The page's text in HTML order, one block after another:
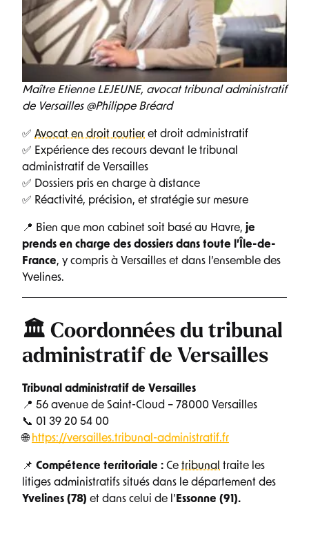
Maître Etienne LEJEUNE, avocat tribunal administratif
de Versailles @Philippe Bréard
✅ Avocat en droit routier et droit administratif
✅ Expérience des recours devant le tribunal
administratif de Versailles
✅ Dossiers pris en charge à distance
✅ Réactivité, précision, et stratégie sur mesure
📍 Bien que mon cabinet soit basé au Havre, je
prends en charge des dossiers dans toute l’Île-de-
France, y compris à Versailles et dans l’ensemble des
Yvelines.
🏛️ Coordonnées du tribunal
administratif de Versailles
Tribunal administratif de Versailles
📍 56 avenue de Saint-Cloud – 78000 Versailles
📞 01 39 20 54 00
🌐 https://versailles.tribunal-administratif.fr
📌 Compétence territoriale : Ce tribunal traite les
litiges administratifs situés dans le département des
Yvelines (78) et dans celui de l’ Essonne (91).